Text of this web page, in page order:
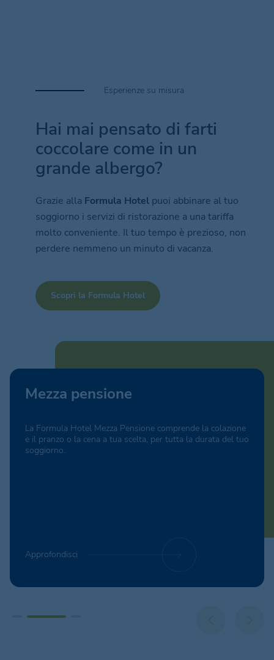
Esperienze su misura
Hai mai pensato di farti
coccolare come in un
grande albergo?
Grazie alla Formula Hotel puoi abbinare al tuo
soggiorno i servizi di ristorazione a una tariffa
molto conveniente. Il tuo tempo è prezioso, non
perdere nemmeno un minuto di vacanza.
Scopri la Formula Hotel
Mezza pensione
La Formula Hotel Mezza Pensione comprende la colazione
e il pranzo o la cena a tua scelta, per tutta la durata del tuo
soggiorno.
Approfondisci